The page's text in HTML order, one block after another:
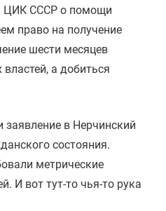
ЦИК СССР о помощи
право на получение
шести месяцев
а добиться
в Нерчинский
состояния.
метрические
И вот тут-то чья-то рука